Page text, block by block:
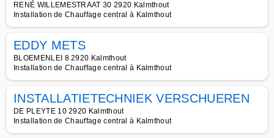
RENÉ WILLEMESTRAAT 30 2920 Kalmthout
Installation de Chauffage central à Kalmthout
EDDY METS
BLOEMENLEI 8 2920 Kalmthout
Installation de Chauffage central à Kalmthout
INSTALLATIETECHNIEK VERSCHUEREN
DE PLEYTE 10 2920 Kalmthout
Installation de Chauffage central à Kalmthout